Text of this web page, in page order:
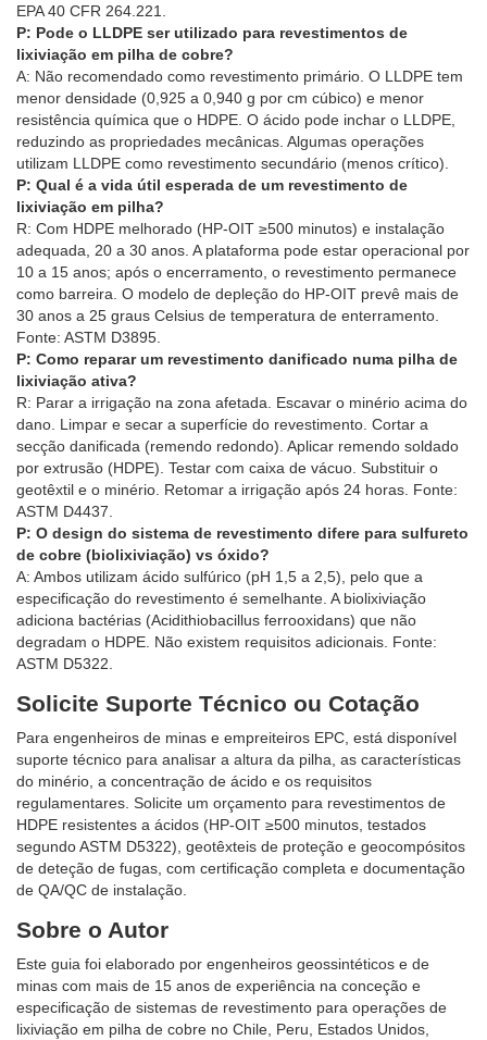
EPA 40 CFR 264.221.
P: Pode o LLDPE ser utilizado para revestimentos de
lixiviação em pilha de cobre?
A: Não recomendado como revestimento primário. O LLDPE tem
menor densidade (0,925 a 0,940 g por cm cúbico) e menor
resistência química que o HDPE. O ácido pode inchar o LLDPE,
reduzindo as propriedades mecânicas. Algumas operações
utilizam LLDPE como revestimento secundário (menos crítico).
P: Qual é a vida útil esperada de um revestimento de
lixiviação em pilha?
R: Com HDPE melhorado (HP-OIT ≥500 minutos) e instalação
adequada, 20 a 30 anos. A plataforma pode estar operacional por
10 a 15 anos; após o encerramento, o revestimento permanece
como barreira. O modelo de depleção do HP-OIT prevê mais de
30 anos a 25 graus Celsius de temperatura de enterramento.
Fonte: ASTM D3895.
P: Como reparar um revestimento danificado numa pilha de
lixiviação ativa?
R: Parar a irrigação na zona afetada. Escavar o minério acima do
dano. Limpar e secar a superfície do revestimento. Cortar a
secção danificada (remendo redondo). Aplicar remendo soldado
por extrusão (HDPE). Testar com caixa de vácuo. Substituir o
geotêxtil e o minério. Retomar a irrigação após 24 horas. Fonte:
ASTM D4437.
P: O design do sistema de revestimento difere para sulfureto
de cobre (biolixiviação) vs óxido?
A: Ambos utilizam ácido sulfúrico (pH 1,5 a 2,5), pelo que a
especificação do revestimento é semelhante. A biolixiviação
adiciona bactérias (Acidithiobacillus ferrooxidans) que não
degradam o HDPE. Não existem requisitos adicionais. Fonte:
ASTM D5322.
Solicite Suporte Técnico ou Cotação
Para engenheiros de minas e empreiteiros EPC, está disponível
suporte técnico para analisar a altura da pilha, as características
do minério, a concentração de ácido e os requisitos
regulamentares. Solicite um orçamento para revestimentos de
HDPE resistentes a ácidos (HP-OIT ≥500 minutos, testados
segundo ASTM D5322), geotêxteis de proteção e geocompósitos
de deteção de fugas, com certificação completa e documentação
de QA/QC de instalação.
Sobre o Autor
Este guia foi elaborado por engenheiros geossintéticos e de
minas com mais de 15 anos de experiência na conceção e
especificação de sistemas de revestimento para operações de
lixiviação em pilha de cobre no Chile, Peru, Estados Unidos,